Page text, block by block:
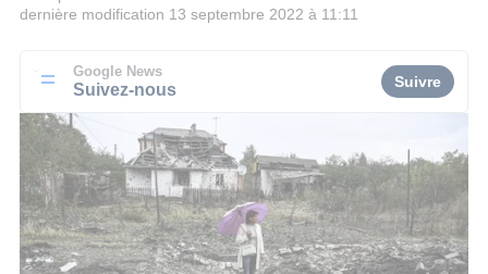
dernière modification 13 septembre 2022 à 11:11
Google News
Suivez-nous Suivre